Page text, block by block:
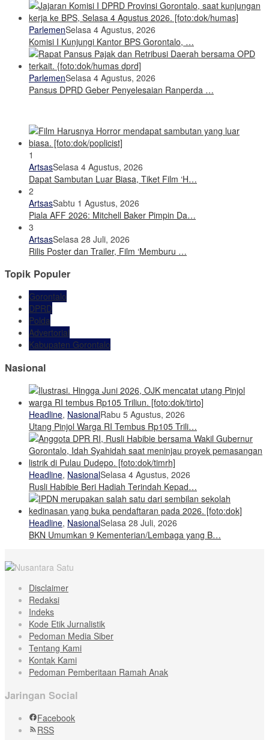
ParlemenSelasa 4 Agustus, 2026
Komisi I Kunjungi Kantor BPS Gorontalo, …
ParlemenSelasa 4 Agustus, 2026
Pansus DPRD Geber Penyelesaian Ranperda …
1
ArtsasSelasa 4 Agustus, 2026
Dapat Sambutan Luar Biasa, Tiket Film ‘H…
2
ArtsasSabtu 1 Agustus, 2026
Piala AFF 2026: Mitchell Baker Pimpin Da…
3
ArtsasSelasa 28 Juli, 2026
Rilis Poster dan Trailer, Film ‘Memburu …
Topik Populer
Gorontalo
DPRD
Polda
Advertorial
Kabupaten Gorontalo
Nasional
Headline, NasionalRabu 5 Agustus, 2026
Utang Pinjol Warga RI Tembus Rp105 Trili…
Headline, NasionalSelasa 4 Agustus, 2026
Rusli Habibie Beri Hadiah Terindah Kepad…
Headline, NasionalSelasa 28 Juli, 2026
BKN Umumkan 9 Kementerian/Lembaga yang B…
Disclaimer
Redaksi
Indeks
Kode Etik Jurnalistik
Pedoman Media Siber
Tentang Kami
Kontak Kami
Pedoman Pemberitaan Ramah Anak
Jaringan Social
Facebook
RSS